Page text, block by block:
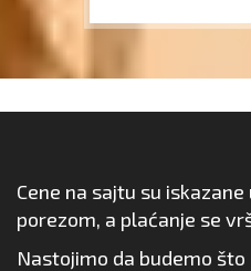
Cene na sajtu su
porezom, a plaćanje se
Nastojimo da budemo što